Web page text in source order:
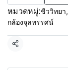
หมวดหมู่:ชีววิทยา
กล้องจุลทรรศน์
แชร์